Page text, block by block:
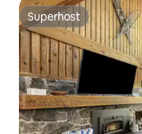
Superhost
Superhost